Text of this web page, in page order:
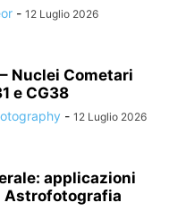
- 12 Luglio 2026
Nuclei Cometari
e CG38
- 12 Luglio 2026
applicazioni
Astrofotografia